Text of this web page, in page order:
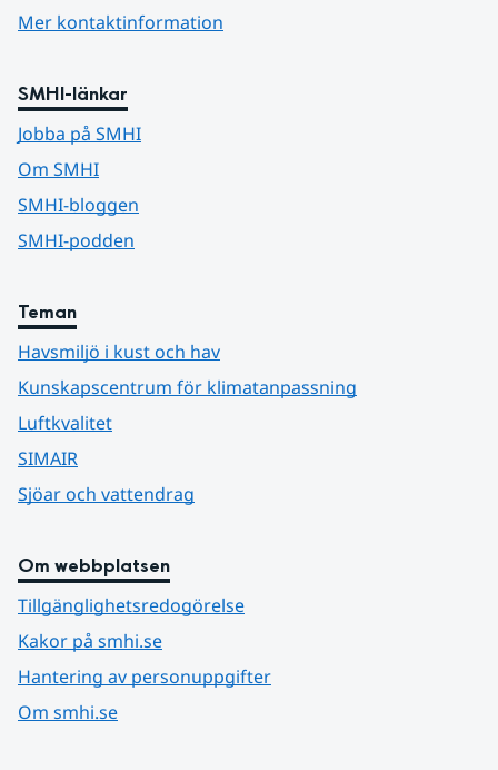
Mer kontaktinformation
SMHI-länkar
Jobba på SMHI
Om SMHI
SMHI-bloggen
SMHI-podden
Teman
Havsmiljö i kust och hav
Kunskapscentrum för klimatanpassning
Luftkvalitet
SIMAIR
Sjöar och vattendrag
Om webbplatsen
Tillgänglighetsredogörelse
Kakor på smhi.se
Hantering av personuppgifter
Om smhi.se